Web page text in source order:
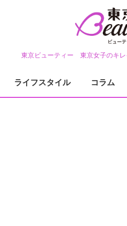
東京ビューティー 東京女子のキ
ライフスタイル コラム